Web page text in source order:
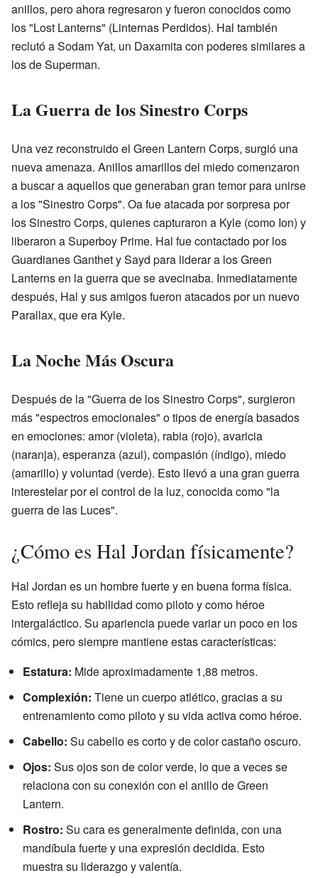
anillos, pero ahora regresaron y fueron conocidos como
los "Lost Lanterns" (Linternas Perdidos). Hal también
reclutó a Sodam Yat, un Daxamita con poderes similares a
los de Superman.
La Guerra de los Sinestro Corps
Una vez reconstruido el Green Lantern Corps, surgió una
nueva amenaza. Anillos amarillos del miedo comenzaron
a buscar a aquellos que generaban gran temor para unirse
a los "Sinestro Corps". Oa fue atacada por sorpresa por
los Sinestro Corps, quienes capturaron a Kyle (como Ion) y
liberaron a Superboy Prime. Hal fue contactado por los
Guardianes Ganthet y Sayd para liderar a los Green
Lanterns en la guerra que se avecinaba. Inmediatamente
después, Hal y sus amigos fueron atacados por un nuevo
Parallax, que era Kyle.
La Noche Más Oscura
Después de la "Guerra de los Sinestro Corps", surgieron
más "espectros emocionales" o tipos de energía basados
en emociones: amor (violeta), rabia (rojo), avaricia
(naranja), esperanza (azul), compasión (índigo), miedo
(amarillo) y voluntad (verde). Esto llevó a una gran guerra
interestelar por el control de la luz, conocida como "la
guerra de las Luces".
¿Cómo es Hal Jordan físicamente?
Hal Jordan es un hombre fuerte y en buena forma física.
Esto refleja su habilidad como piloto y como héroe
intergaláctico. Su apariencia puede variar un poco en los
cómics, pero siempre mantiene estas características:
Estatura: Mide aproximadamente 1,88 metros.
Complexión: Tiene un cuerpo atlético, gracias a su
entrenamiento como piloto y su vida activa como héroe.
Cabello: Su cabello es corto y de color castaño oscuro.
Ojos: Sus ojos son de color verde, lo que a veces se
relaciona con su conexión con el anillo de Green
Lantern.
Rostro: Su cara es generalmente definida, con una
mandíbula fuerte y una expresión decidida. Esto
muestra su liderazgo y valentía.